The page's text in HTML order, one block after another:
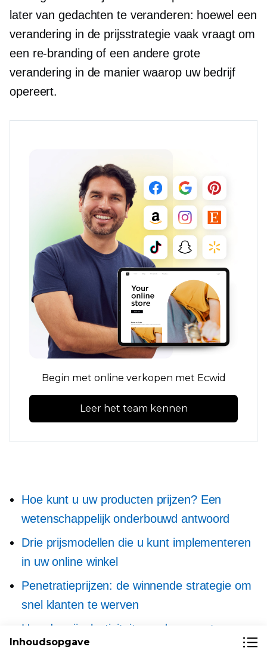
later van gedachten te veranderen: hoewel een
verandering in de prijsstrategie vaak vraagt ​​om
een re-branding of een andere grote
verandering in de manier waarop uw bedrijf
opereert.
Begin met online verkopen met Ecwid
Leer het team kennen
Hoe kunt u uw producten prijzen? Een
wetenschappelijk onderbouwd antwoord
Drie prijsmodellen die u kunt implementeren
in uw online winkel
Penetratieprijzen: de winnende strategie om
snel klanten te werven
Hoe de prijselasticiteit van de vraag te
berekenen
Inhoudsopgave